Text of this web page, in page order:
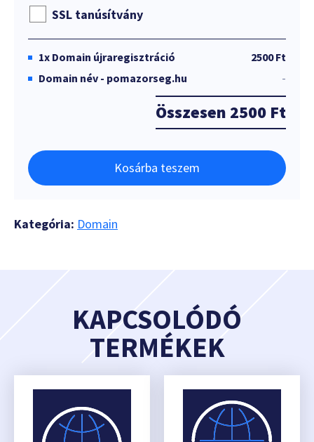
SSL tanúsítvány
1x Domain újraregisztráció
2500 Ft
Domain név - pomazorseg.hu
-
Összesen 2500 Ft
Kosárba teszem
Kategória: Domain
KAPCSOLÓDÓ
TERMÉKEK